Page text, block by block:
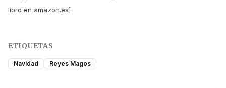
libro en amazon.es]
ETIQUETAS
Navidad Reyes Magos